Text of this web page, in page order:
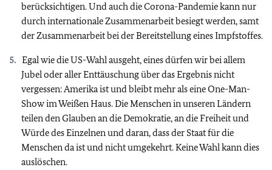
berücksichtigen. Und auch die Corona-Pandemie kann nur
durch internationale Zusammenarbeit besiegt werden, samt
der Zusammenarbeit bei der Bereitstellung eines Impfstoffes.
Egal wie die US-Wahl ausgeht, eines dürfen wir bei allem
Jubel oder aller Enttäuschung über das Ergebnis nicht
vergessen: Amerika ist und bleibt mehr als eine One-Man-
Show im Weißen Haus. Die Menschen in unseren Ländern
teilen den Glauben an die Demokratie, an die Freiheit und
Würde des Einzelnen und daran, dass der Staat für die
Menschen da ist und nicht umgekehrt. Keine Wahl kann dies
auslöschen.